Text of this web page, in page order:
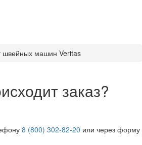
швейных машин Veritas
заказ?
8 (800) 302-82-20 или через форму